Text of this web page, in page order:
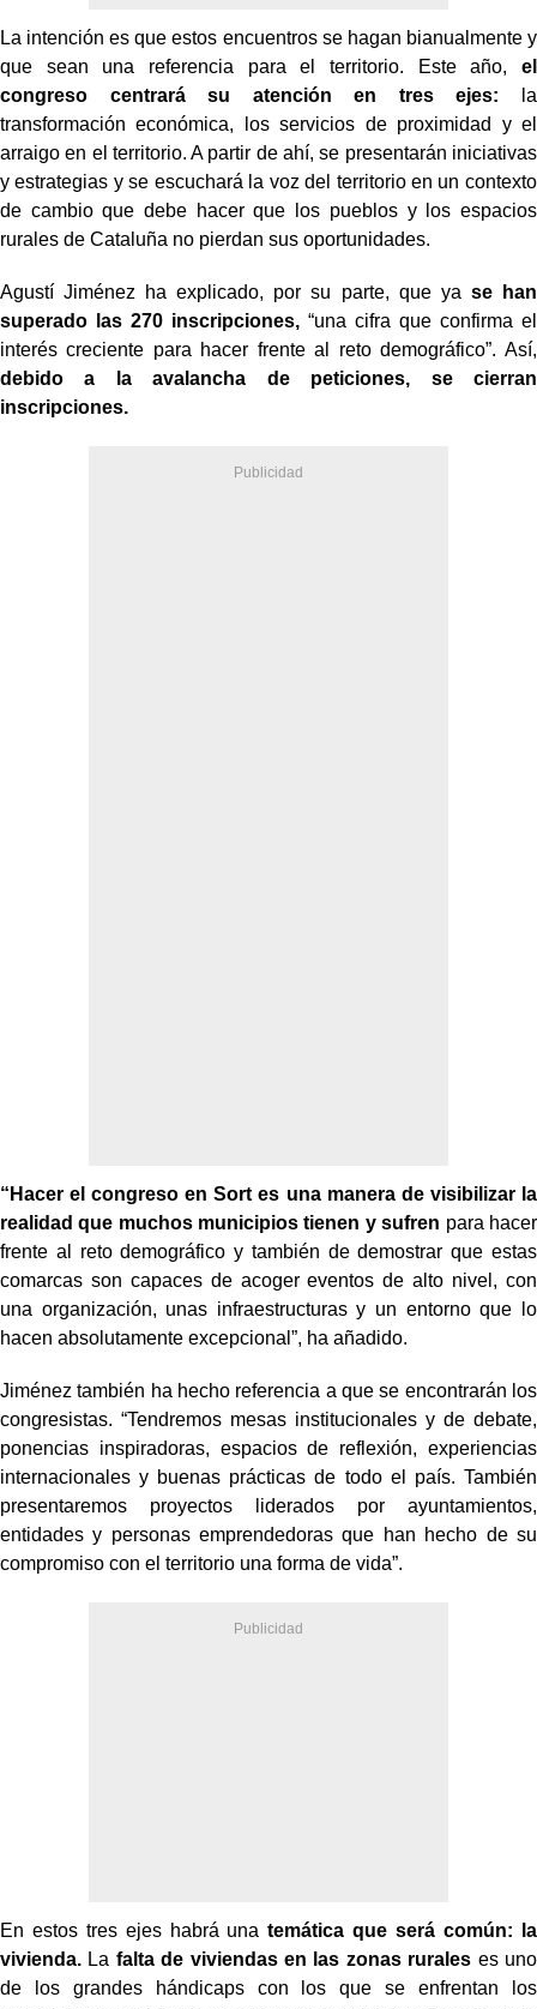
La intención es que estos encuentros se hagan bianualmente y
que sean una referencia para el territorio. Este año, el
congreso centrará su atención en tres ejes: la
transformación económica, los servicios de proximidad y el
arraigo en el territorio. A partir de ahí, se presentarán iniciativas
y estrategias y se escuchará la voz del territorio en un contexto
de cambio que debe hacer que los pueblos y los espacios
rurales de Cataluña no pierdan sus oportunidades.
Agustí Jiménez ha explicado, por su parte, que ya se han
superado las 270 inscripciones,“una cifra que confirma el
interés creciente para hacer frente al reto demográfico”. Así,
debido a la avalancha de peticiones, se cierran
inscripciones.
“Hacer el congreso en Sort es una manera de visibilizar la
realidad que muchos municipios tienen y sufren para hacer
frente al reto demográfico y también de demostrar que estas
comarcas son capaces de acoger eventos de alto nivel, con
una organización, unas infraestructuras y un entorno que lo
hacen absolutamente excepcional”, ha añadido.
Jiménez también ha hecho referencia a que se encontrarán los
congresistas. “Tendremos mesas institucionales y de debate,
ponencias inspiradoras, espacios de reflexión, experiencias
internacionales y buenas prácticas de todo el país. También
presentaremos proyectos liderados por ayuntamientos,
entidades y personas emprendedoras que han hecho de su
compromiso con el territorio una forma de vida”.
En estos tres ejes habrá unatemática que será común: la
vivienda. La falta de viviendas en las zonas rurales es uno
de los grandes hándicaps con los que se enfrentan los